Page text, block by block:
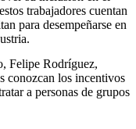
trabajadores cuentan
para desempeñarse en
Felipe Rodríguez,
conozcan los incentivos
a personas de grupos